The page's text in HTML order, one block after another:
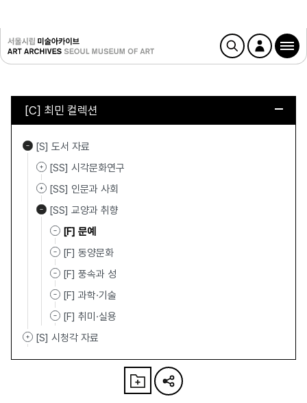
[C] 최민 컬렉션
[S] 도서 자료
[SS] 시각문화연구
[SS] 인문과 사회
[SS] 교양과 취향
[F] 문예
[F] 동양문화
[F] 풍속과 성
[F] 과학·기술
[F] 취미·실용
[S] 시청각 자료